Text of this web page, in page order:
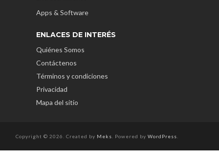
Apps & Software
ENLACES DE INTERÉS
Quiénes Somos
Contáctenos
Términos y condiciones
Privacidad
Mapa del sitio
Copyright © 2026. Created by Meks . Powered by WordPress